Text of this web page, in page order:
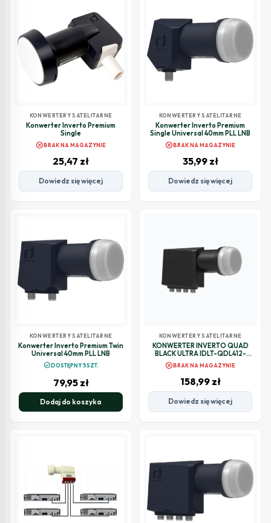
KONWERTERY SATELITARNE
Konwerter Inverto Premium
Single
cancelBRAK NA MAGAZYNIE
25,47 zł
Dowiedz się więcej
KONWERTERY SATELITARNE
Konwerter Inverto Premium
Single Universal 40mm PLL LNB
cancelBRAK NA MAGAZYNIE
35,99 zł
Dowiedz się więcej
KONWERTERY SATELITARNE
Konwerter Inverto Premium Twin
Universal 40mm PLL LNB
check_circleDOSTĘPNY 5SZT.
79,95 zł
Dodaj do koszyka
KONWERTERY SATELITARNE
KONWERTER INVERTO QUAD
BLACK ULTRA IDLT-QDL412-
cancelBRAK NA MAGAZYNIE
158,99 zł
Dowiedz się więcej